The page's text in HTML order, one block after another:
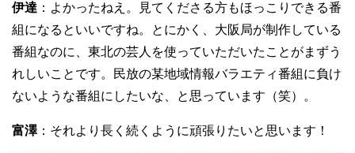
伊達 ：よかったねえ。見てくださる方もほっこりできる番
組になるといいですね。とにかく、大阪局が制作している
番組なのに、東北の芸人を使っていただいたことがまずう
れしいことです。民放の某地域情報バラエティ番組に負け
ないような番組にしたいな、と思っています（笑）。
富澤：それより長く続くように頑張りたいと思います！